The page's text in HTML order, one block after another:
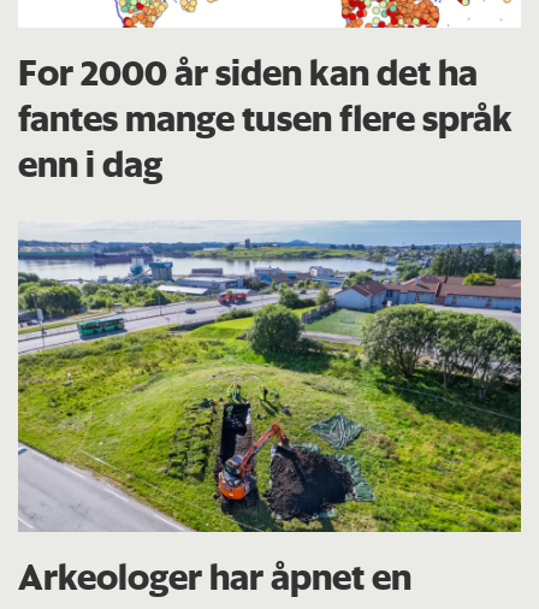
For 2000 år siden kan det ha
fantes mange tusen flere språk
enn i dag
Arkeologer har åpnet en